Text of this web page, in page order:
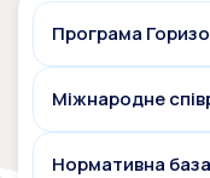
Програма
Міжнародне
Нормативна база